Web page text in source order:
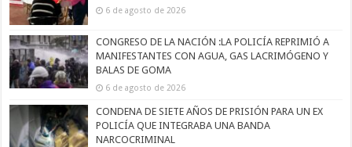
6 de agosto de 2026
CONGRESO DE LA NACIÓN :LA POLICÍA REPRIMIÓ A
MANIFESTANTES CON AGUA, GAS LACRIMÓGENO Y
BALAS DE GOMA
6 de agosto de 2026
CONDENA DE SIETE AÑOS DE PRISIÓN PARA UN EX
POLICÍA QUE INTEGRABA UNA BANDA
NARCOCRIMINAL